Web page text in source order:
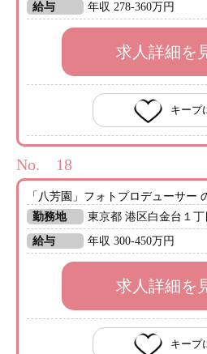
給与 年収 278-360万円
求人詳細を
キープ
No.
「八芳園」フォトプロデューサー
勤務地
東京都 港区白金台１
給与
年収 300-450万円
求人詳細を
キープ